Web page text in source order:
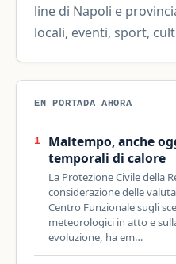
line di Napoli e
locali, eventi, sport,
EN PORTADA AHORA
1
Maltempo, anche
temporali di calore
La Protezione Civile della
considerazione delle
Centro Funzionale sugli
meteorologici in atto e
evoluzione, ha em…